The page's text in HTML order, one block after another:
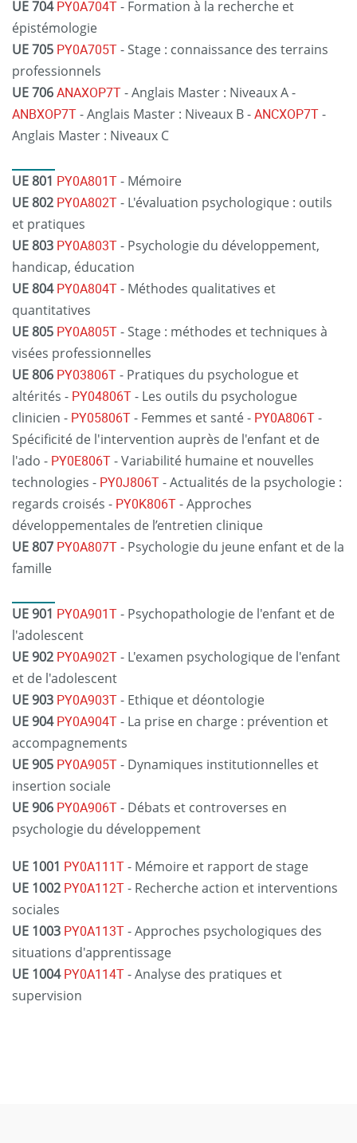
UE 704 PY0A704T- Formation à la recherche et
épistémologie
UE 705 PY0A705T- Stage : connaissance des terrains
professionnels
UE 706ANAXOP7T- Anglais Master : Niveaux A -
ANBXOP7T- Anglais Master : Niveaux B -ANCXOP7T-
Anglais Master : Niveaux C
UE 801 PY0A801T- Mémoire
UE 802 PY0A802T- L'évaluation psychologique : outils
et pratiques
UE 803 PY0A803T- Psychologie du développement,
handicap, éducation
UE 804 PY0A804T- Méthodes qualitatives et
quantitatives
UE 805 PY0A805T- Stage : méthodes et techniques à
visées professionnelles
UE 806 PY03806T- Pratiques du psychologue et
altérités - PY04806T- Les outils du psychologue
clinicien - PY05806T- Femmes et santé - PY0A806T-
Spécificité de l'intervention auprès de l'enfant et de
l'ado - PY0E806T- Variabilité humaine et nouvelles
technologies - PY0J806T- Actualités de la psychologie :
regards croisés - PY0K806T- Approches
développementales de l’entretien clinique
UE 807 PY0A807T- Psychologie du jeune enfant et de la
famille
UE 901 PY0A901T- Psychopathologie de l'enfant et de
l'adolescent
UE 902 PY0A902T- L'examen psychologique de l'enfant
et de l'adolescent
UE 903 PY0A903T- Ethique et déontologie
UE 904 PY0A904T- La prise en charge : prévention et
accompagnements
UE 905 PY0A905T- Dynamiques institutionnelles et
insertion sociale
UE 906 PY0A906T- Débats et controverses en
psychologie du développement
UE 1001 PY0A111T- Mémoire et rapport de stage
UE 1002 PY0A112T- Recherche action et interventions
sociales
UE 1003 PY0A113T- Approches psychologiques des
situations d'apprentissage
UE 1004 PY0A114T- Analyse des pratiques et
supervision